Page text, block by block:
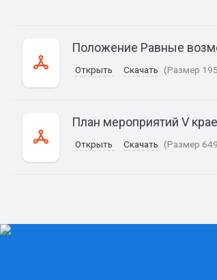
Положение Равные
Открыть Скачать (Размер
План мероприятий V
Открыть Скачать (Размер